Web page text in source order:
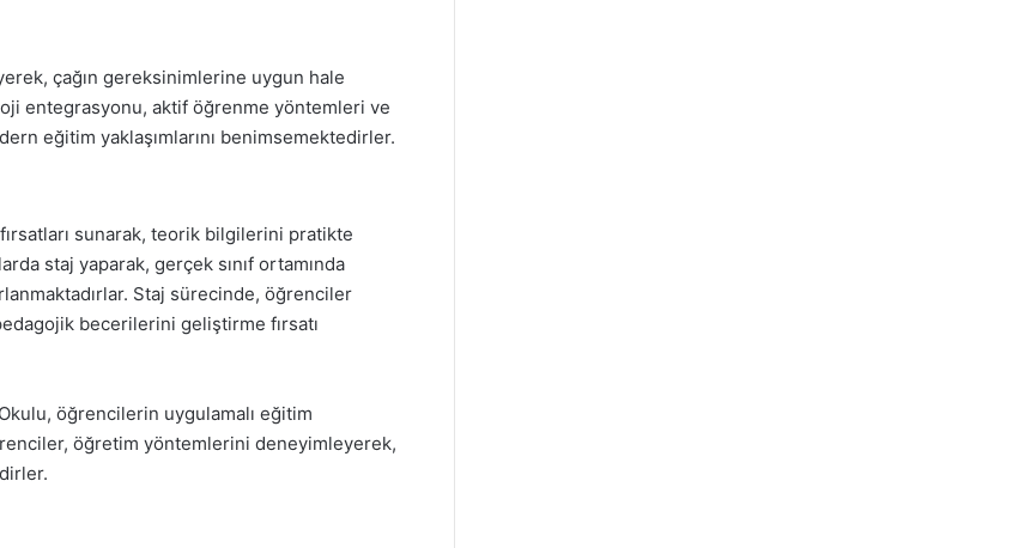
çağın gereksinimlerine uygun hale
entegrasyonu, aktif öğrenme yöntemleri ve
eğitim yaklaşımlarını benimsemektedirler.
sunarak, teorik bilgilerini pratikte
staj yaparak, gerçek sınıf ortamında
Staj sürecinde, öğrenciler
becerilerini geliştirme fırsatı
öğrencilerin uygulamalı eğitim
öğretim yöntemlerini deneyimleyerek,